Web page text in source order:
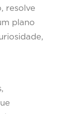
resolve
plano